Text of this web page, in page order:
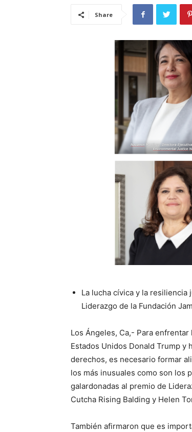
Share
La lucha cívica y la resiliencia
Liderazgo de la Fundación
Los Ángeles, Ca,- Para
Estados Unidos Donald Trump y
derechos, es necesario formar
los más inusuales como son los
galardonadas al premio de
Cutcha Rising Balding y Helen
También afirmaron que es